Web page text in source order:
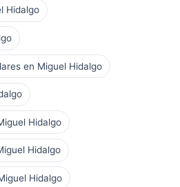
Hidalgo
en Miguel Hidalgo
Hidalgo
Hidalgo
Hidalgo